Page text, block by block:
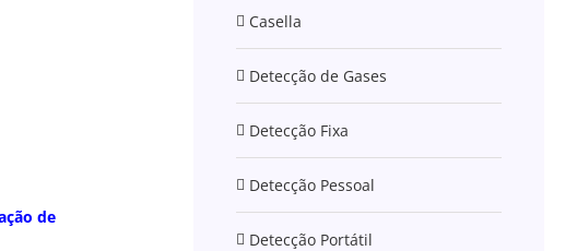
de
Casella
Detecção de Gases
Detecção Fixa
Detecção Pessoal
Detecção Portátil